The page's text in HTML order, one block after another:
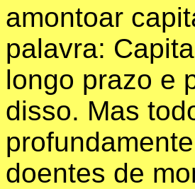
amontoar
palavra:
longo prazo e
disso. Mas
doentes de